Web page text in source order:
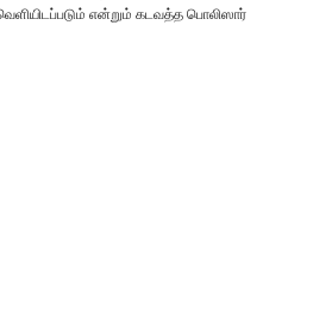
என்றும் கடவத்த பொலிஸார்